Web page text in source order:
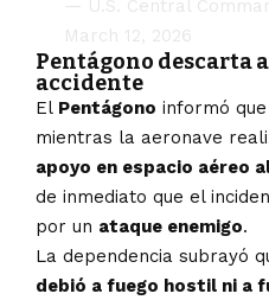
— U.S. Central
March 12, 2026
Pentágono descarta
accidente
El Pentágono informó
mientras la aeronave
apoyo en espacio aéreo
de inmediato que el
por un ataque enemigo.
La dependencia subrayó
debió a fuego hostil ni a